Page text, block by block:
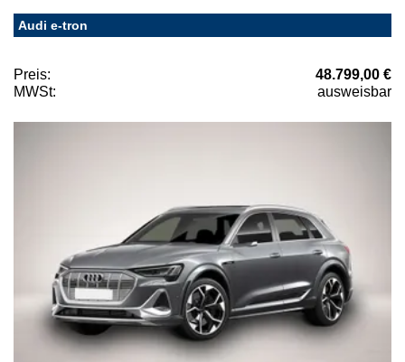
Audi e-tron
Preis:
48.799,00 €
MWSt:
ausweisbar